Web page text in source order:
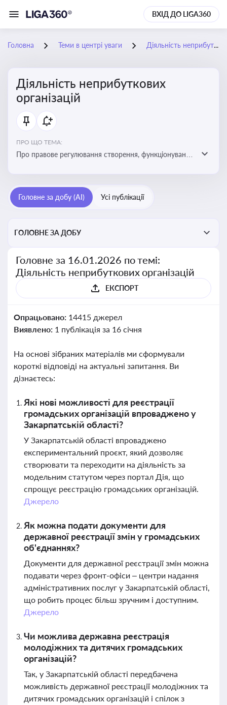
ВХІД ДО LIGA360
Головна Теми в центрі уваги Діяльність неприбуткових організацій
Діяльність неприбуткових
організацій
ПРО ЩО ТЕМА:
Про правове регулювання створення, функціонування
Головне за добу (AI) Усі публікації
ГОЛОВНЕ ЗА ДОБУ
Головне за 16.01.2026 по темі:
Діяльність неприбуткових організацій
ЕКСПОРТ
Опрацьовано: 14415 джерел
Виявлено: 1 публікація за 16 січня
На основі зібраних матеріалів ми сформували
короткі відповіді на актуальні запитання. Ви
дізнаєтесь:
Які нові можливості для реєстрації
громадських організацій впроваджено у
Закарпатській області?
У Закарпатській області впроваджено
експериментальний проєкт, який дозволяє
створювати та переходити на діяльність за
модельним статутом через портал Дія, що
спрощує реєстрацію громадських організацій.
Джерело
Як можна подати документи для
державної реєстрації змін у громадських
об'єднаннях?
Документи для державної реєстрації змін можна
подавати через фронт-офіси – центри надання
адміністративних послуг у Закарпатській області,
що робить процес більш зручним і доступним.
Джерело
Чи можлива державна реєстрація
молодіжних та дитячих громадських
організацій?
Так, у Закарпатській області передбачена
можливість державної реєстрації молодіжних та
дитячих громадських організацій і спілок з